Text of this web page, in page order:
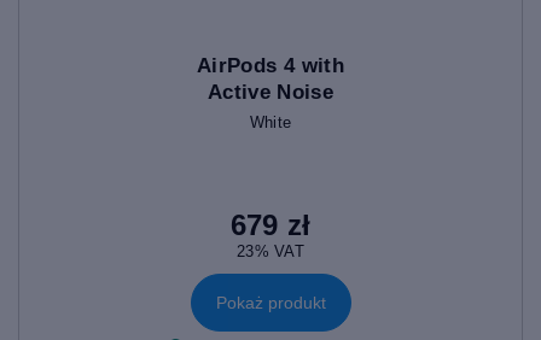
AirPods 4 with
Active Noise
Cancellation
White
679 zł
23% VAT
Pokaż produkt